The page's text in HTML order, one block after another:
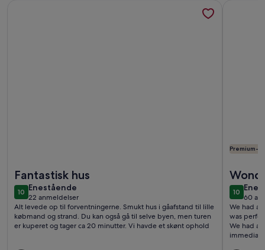
Fantastisk hus
1010 ud af 10
Enestående
enestående
22 anmeldelser
(22
anmeldelser)
Alt levede op til forventningerne. Smukt hus i gåafstand til lille
købmand og strand. Du kan også gå til selve byen, men turen
er kuperet og tager ca 20 minutter. Vi havde et skønt ophold
Premium-
1010 ud af
60
(60
We had a
was
We had a
immediately. Communication was very good.